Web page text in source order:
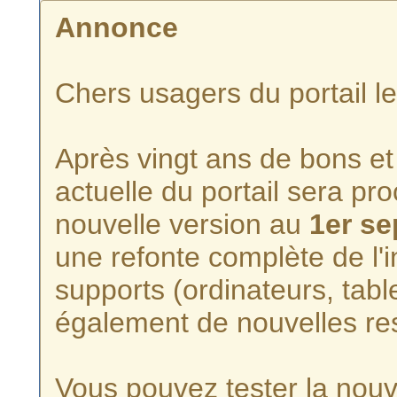
Annonce
Chers usagers du portail
Après vingt ans de bons
actuelle du portail sera
nouvelle version au 1er
une refonte complète de
supports (ordinateurs,
également de nouvelles
Vous pouvez tester la